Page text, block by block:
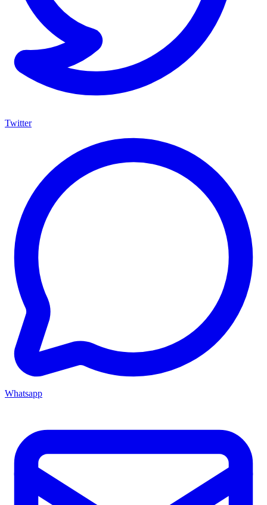
Twitter
Whatsapp